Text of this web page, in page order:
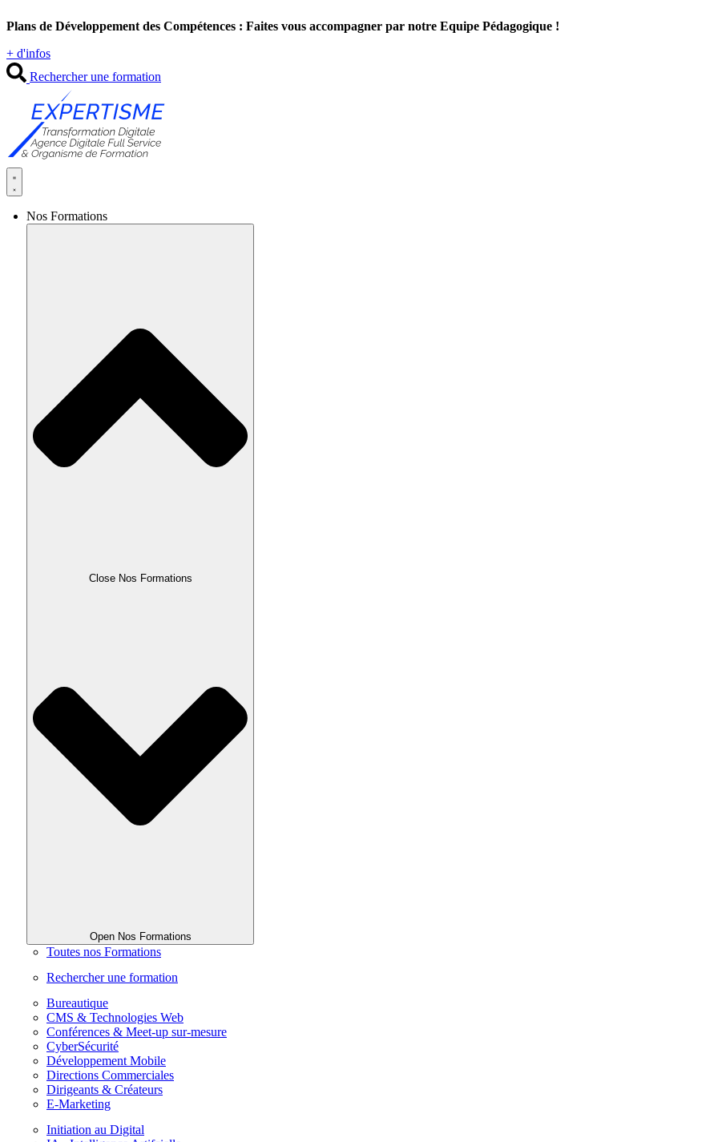
au
Plans de Développement des Compétences : Faites vous accompagner par notre Equipe Pédagogique !
+ d'infos
Rechercher une formation
Nos Formations
Close Nos Formations
Open Nos Formations
Toutes nos Formations
Rechercher une formation
Bureautique
CMS & Technologies Web
Conférences & Meet-up sur-mesure
CyberSécurité
Développement Mobile
Directions Commerciales
Dirigeants & Créateurs
E-Marketing
Initiation au Digital